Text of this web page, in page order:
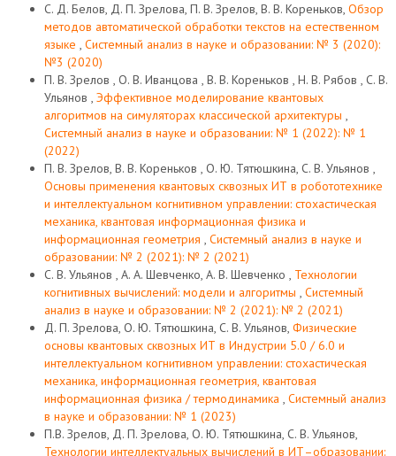
С. Д. Белов, Д. П. Зрелова, П. В. Зрелов, В. В. Кореньков, Обзор
методов автоматической обработки текстов на естественном
языке , Системный анализ в науке и образовании: № 3 (2020):
№3 (2020)
П. В. Зрелов , О. В. Иванцова , В. В. Кореньков , Н. В. Рябов , С. В.
Ульянов , Эффективное моделирование квантовых
алгоритмов на симуляторах классической архитектуры ,
Системный анализ в науке и образовании: № 1 (2022): № 1
(2022)
П. В. Зрелов, В. В. Кореньков , О. Ю. Тятюшкина, С. В. Ульянов ,
Основы применения квантовых сквозных ИТ в робототехнике
и интеллектуальном когнитивном управлении: стохастическая
механика, квантовая информационная физика и
информационная геометрия , Системный анализ в науке и
образовании: № 2 (2021): № 2 (2021)
С. В. Ульянов , А. А. Шевченко, А. В. Шевченко , Технологии
когнитивных вычислений: модели и алгоритмы , Системный
анализ в науке и образовании: № 2 (2021): № 2 (2021)
Д. П. Зрелова, О. Ю. Тятюшкина, С. В. Ульянов, Физические
основы квантовых сквозных ИТ в Индустрии 5.0 / 6.0 и
интеллектуальном когнитивном управлении: стохастическая
механика, информационная геометрия, квантовая
информационная физика / термодинамика , Системный анализ
в науке и образовании: № 1 (2023)
П.В. Зрелов, Д. П. Зрелова, О. Ю. Тятюшкина, С. В. Ульянов,
Технологии интеллектуальных вычислений в ИТ–образовании: